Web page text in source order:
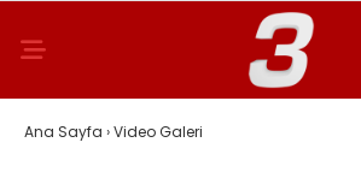
Ana Sayfa ›Video Galeri